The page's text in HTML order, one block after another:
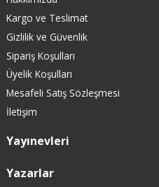
Kargo ve Teslimat
Gizlilik ve Güvenlik
Sipariş Koşulları
Üyelik Koşulları
Mesafeli Satış Sözleşmesi
İletişim
Yayınevleri
Yazarlar